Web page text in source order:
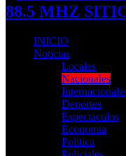
88.5 MHZ
INICIO
Noticias
Locales
Nacionales
Deportes
Espectaculos
Economia
Politica